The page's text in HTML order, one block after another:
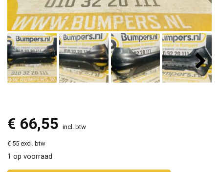
€ 66,55 incl. btw
€ 55 excl. btw
1 op voorraad